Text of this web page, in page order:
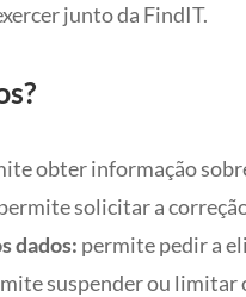
junto da FindIT.
obter informação
solicitar a
dados: permite pedir a
suspender ou limitar